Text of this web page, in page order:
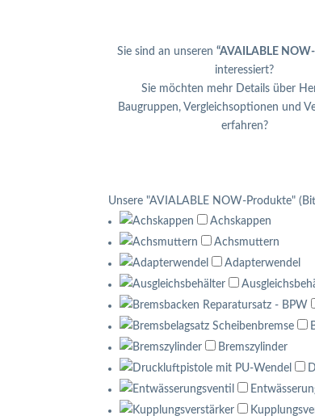
Sie sind an unseren“AVAILABLE
interessiert?
Sie möchten mehr Details über
Baugruppen, Vergleichsoptionen und
erfahren?
Unsere "AVIALABLE NOW-Produkte"
Achskappen
Achsmuttern
Adapterwendel
Bremszylinder